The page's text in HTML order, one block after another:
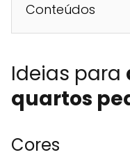
Conteúdos
Ideias para
quartos
Cores